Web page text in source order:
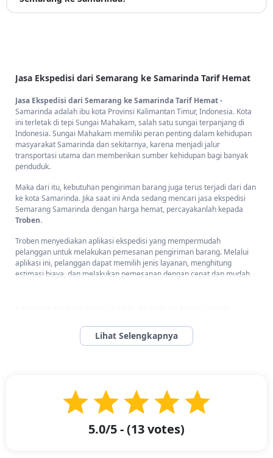
Jasa Ekspedisi dari Semarang ke Samarinda Tarif Hemat
Jasa Ekspedisi dari Semarang ke Samarinda Tarif Hemat -
Samarinda adalah ibu kota Provinsi Kalimantan Timur, Indonesia. Kota
ini terletak di tepi Sungai Mahakam, salah satu sungai terpanjang di
Indonesia. Sungai Mahakam memiliki peran penting dalam kehidupan
masyarakat Samarinda dan sekitarnya, karena menjadi jalur
transportasi utama dan memberikan sumber kehidupan bagi banyak
penduduk.
Maka dari itu, kebutuhan pengiriman barang juga terus terjadi dari dan
ke kota Samarinda. Jika saat ini Anda sedang mencari jasa ekspedisi
Semarang Samarinda dengan harga hemat, percayakanlah kepada
Troben.
Troben menyediakan aplikasi ekspedisi yang mempermudah
pelanggan untuk melakukan pemesanan pengiriman barang. Melalui
aplikasi ini, pelanggan dapat memilih jenis layanan, menghitung
estimasi biaya, dan melakukan pemesanan dengan cepat dan mudah.
Layanan Troben Cargo Lebih Fleksibel! Bebas Kirim Apapun Mulai
dari 10kg untuk Rute Ekspedisi Semarang Samarinda -
5.0/5 - (13votes)